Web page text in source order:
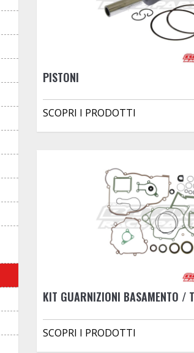
PISTONI
SCOPRI I PRODOTTI
KIT GUARNIZIONI BASAMENTO /
SCOPRI I PRODOTTI